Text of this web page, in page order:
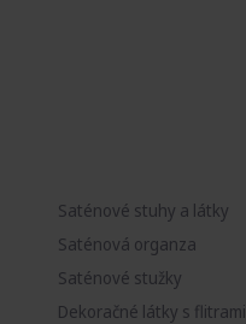
Saténové stuhy a látky
Saténová organza
Saténové stužky
Dekoračné látky s flitrami